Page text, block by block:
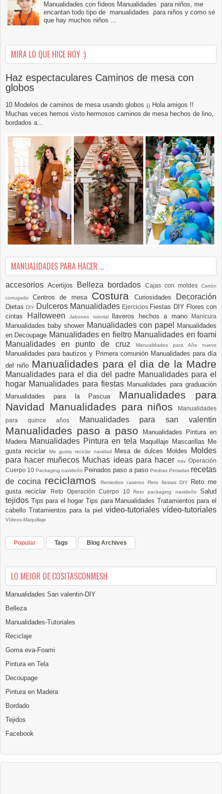
Manualidades con fideos Manualidades para niños, me
encantan todo tipo de manualidades para niños y como sé
que hay muchos niños ...
MIRA LO QUE HICE HOY :)
Haz espectaculares Caminos de mesa con
globos
10 Modelos de caminos de mesa usando globos ¡¡ Hola amigos !!
Muchas veces hemos visto hermosos caminos de mesa hechos de lino,
bordados a...
MANUALIDADES PARA HACER ...
accesoriosAcertijos Belleza bordados Cajas con moldesCartón
corrugadoCentros de mesa Costura Curiosidades Decoración
DietasDIY Dulceros Manualidades Ejercicios Fiestas DIY Flores con
cintas
Halloween Jabones tutorial llaveros hechos a mano Manicura
Manualidades baby shower Manualidades con papel
Manualidades
en Decoupage Manualidades en fieltro Manualidades en foami
Manualidades en punto de cruz
Manualidades para Año nuevo
Manualidades para bautizos y Primera comunión Manualidades para día
del niño Manualidades para el dia de la Madre
Manualidades para el dia del padre Manualidades para el
hogar Manualidades para fiestas Manualidades para graduación
Manualidades para la Pascua Manualidades para
Navidad Manualidades para niños
Manualidades
para quince años
Manualidades para san valentin
Manualidades paso a paso
Manualidades Pintura en
Madera Manualidades Pintura en tela Maquillaje Mascarillas Me
gusta reciclar
Me gusta reciclar navidad Mesa de dulces Moldes
Moldes
para hacer muñecos Muchas ideas para hacer nav Operación
Cuerpo 10 Packaging navideño Peinados paso a paso Piedras Pintadas recetas
de cocina reciclamosRemedios caseros Reto fiestas DIY Reto me
gusta reciclar
Reto Operación Cuerpo 10Reto packaging navideñoSalud
tejidos Tips para el hogarTips para Manualidades Tratamientos para el
cabello Tratamientos para la piel video-tutoriales vídeo-tutoriales
Vídeos-Maquillaje
Popular Tags Blog Archives
LO MEJOR DE COSITASCONMESH
Manualidades San valentin-DIY
Belleza
Manualidades-Tutoriales
Reciclaje
Goma eva-Foami
Pintura en Tela
Decoupage
Pintura en Madera
Bordado
Tejidos
Facebook